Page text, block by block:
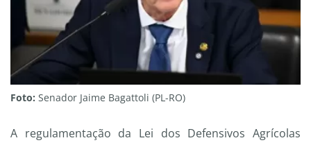
Foto: Senador Jaime Bagattoli (PL-RO)
A regulamentação da Lei dos Defensivos Agrícolas